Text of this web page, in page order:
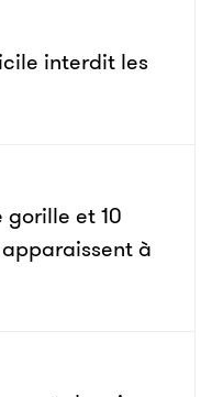
interdit les
gorille et 10
à